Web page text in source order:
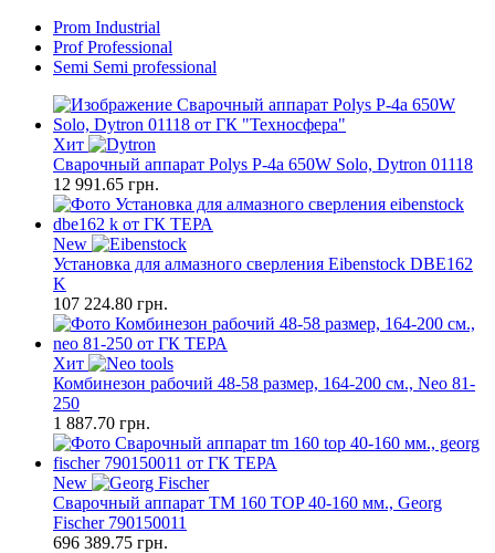
Prom Industrial
Prof Professional
Semi Semi professional
Хит
Сварочный аппарат Polys P-4а 650W Solo, Dytron 01118
12 991.65 грн.
New
Установка для алмазного сверления Eibenstock DBE162
K
107 224.80 грн.
Хит
Комбинезон рабочий 48-58 размер, 164-200 см., Neo 81-
250
1 887.70 грн.
New
Сварочный аппарат TM 160 TOP 40-160 мм., Georg
Fischer 790150011
696 389.75 грн.